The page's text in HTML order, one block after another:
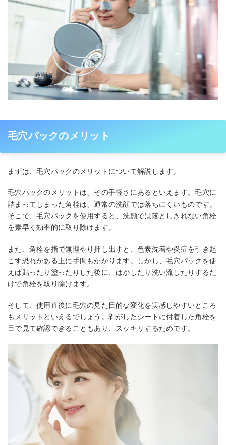
毛穴パックのメリット
まずは、毛穴パックのメリットについて解説します。
毛穴パックのメリットは、その手軽さにあるといえます。毛穴に
詰まってしまった角栓は、通常の洗顔では落ちにくいものです。
そこで、毛穴パックを使用すると、洗顔では落としきれない角栓
を素早く効率的に取り除けます。
また、角栓を指で無理やり押し出すと、色素沈着や炎症を引き起
こす恐れがある上に手間もかかります。しかし、毛穴パックを使
えば貼ったり塗ったりした後に、はがしたり洗い流したりするだ
けで角栓を取り除けます。
そして、使用直後に毛穴の見た目的な変化を実感しやすいところ
もメリットといえるでしょう。剥がしたシートに付着した角栓を
目で見て確認できることもあり、スッキリするためです。